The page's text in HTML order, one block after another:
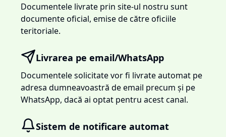
Documentele livrate prin site-ul nostru sunt
documente oficial, emise de către oficiile
teritoriale.
Livrarea pe email/WhatsApp
Documentele solicitate vor fi livrate automat pe
adresa dumneavoastră de email precum și pe
WhatsApp, dacă ai optat pentru acest canal.
Sistem de notificare automat